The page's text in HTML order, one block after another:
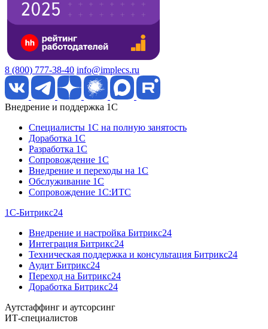
8 (800) 777-38-40 info@implecs.ru
Внедрение и поддержка 1C
Специалисты 1C на полную занятость
Доработка 1C
Разработка 1C
Сопровождение 1C
Внедрение и переходы на 1C
Обслуживание 1C
Сопровождение 1C:ИТС
1С-Битрикс24
Внедрение и настройка Битрикс24
Интеграция Битрикс24
Техническая поддержка и консультация Битрикс24
Аудит Битрикс24
Переход на Битрикс24
Доработка Битрикс24
Аутстаффинг и аутсорсинг
ИТ-специалистов